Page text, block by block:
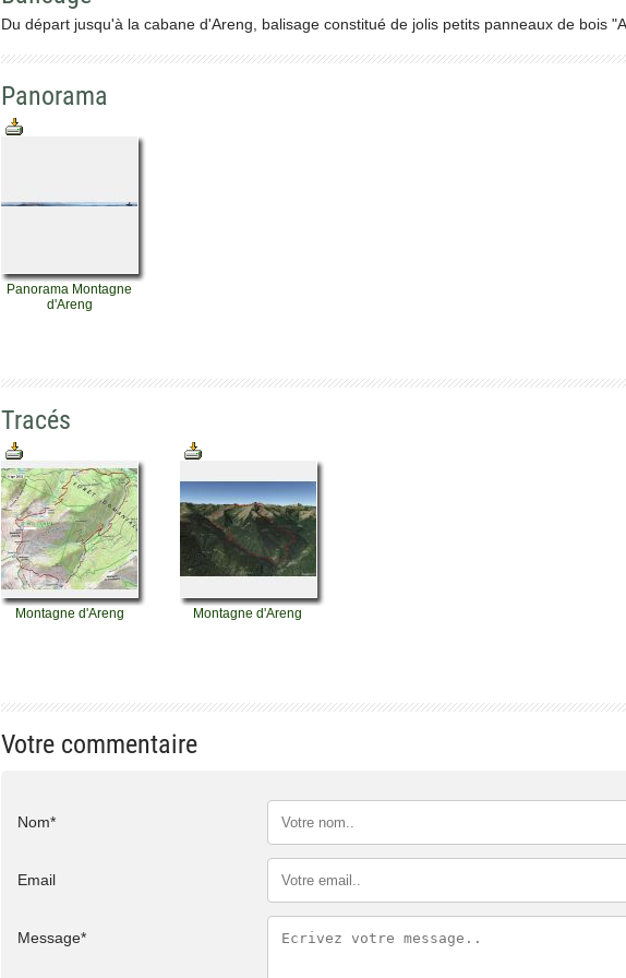
Du départ jusqu'à la cabane d'Areng, balisage constitué de jolis petits panneaux de bois
Panorama
Panorama Montagne
d'Areng
Tracés
Montagne d'Areng Montagne d'Areng
Votre commentaire
Nom*
Email
Message*